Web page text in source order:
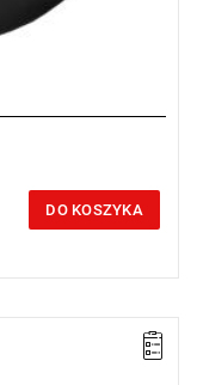
DO KOSZYKA
z polietylenu